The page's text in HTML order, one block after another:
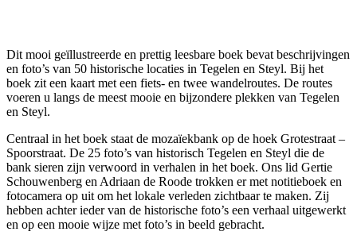
Dit mooi geïllustreerde en prettig leesbare boek bevat beschrijvingen
en foto’s van 50 historische locaties in Tegelen en Steyl. Bij het
boek zit een kaart met een fiets- en twee wandelroutes. De routes
voeren u langs de meest mooie en bijzondere plekken van Tegelen
en Steyl.
Centraal in het boek staat de mozaïekbank op de hoek Grotestraat –
Spoorstraat. De 25 foto’s van historisch Tegelen en Steyl die de
bank sieren zijn verwoord in verhalen in het boek. Ons lid Gertie
Schouwenberg en Adriaan de Roode trokken er met notitieboek en
fotocamera op uit om het lokale verleden zichtbaar te maken. Zij
hebben achter ieder van de historische foto’s een verhaal uitgewerkt
en op een mooie wijze met foto’s in beeld gebracht.